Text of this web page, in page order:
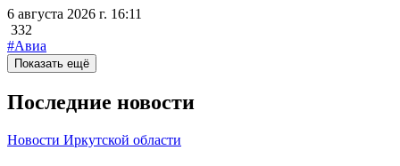
6 августа 2026 г. 16:11
332
#Авиа
Показать ещё
Последние новости
Новости Иркутской области